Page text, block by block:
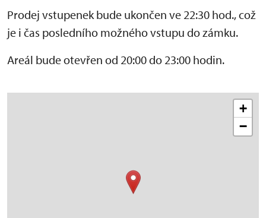
Prodej vstupenek bude ukončen ve 22:30 hod., což
je i čas posledního možného vstupu do zámku.
Areál bude otevřen od 20:00 do 23:00 hodin.
+
−